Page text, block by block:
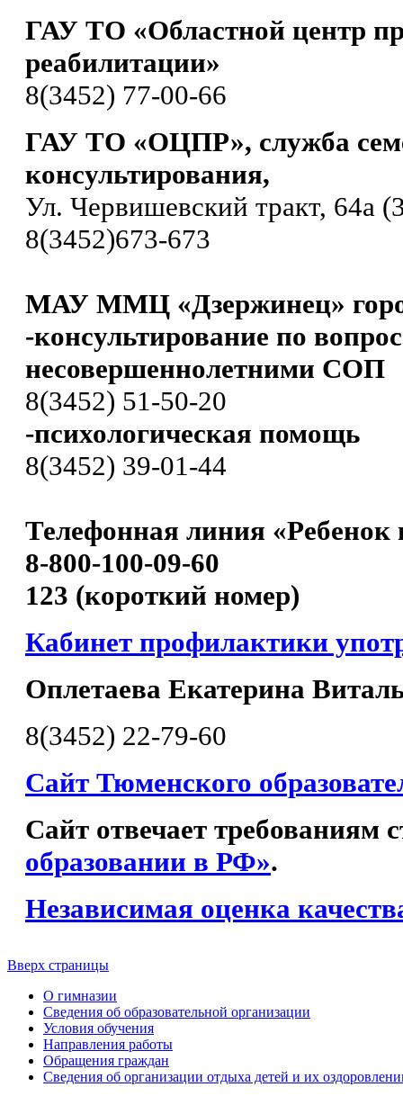
ГАУ ТО «Областной центр
реабилитации»
8(3452) 77-00-66
ГАУ ТО «ОЦПР», служба
консультирования,
Ул. Червишевский тракт, 64а
8(3452)673-673
МАУ ММЦ «Дзержинец»
-консультирование по
несовершеннолетними СОП
8(3452) 51-50-20
-психологическая помощь
8(3452) 39-01-44
Телефонная линия «Ребенок
8-800-100-09-60
123 (короткий номер)
Кабинет профилактики
Оплетаева Екатерина
8(3452) 22-79-60
Сайт Тюменского
Сайт отвечает требованиям
образовании в РФ».
Независимая оценка
Вверх страницы
О гимназии
Сведения об образовательной организации
Условия обучения
Направления работы
Обращения граждан
Сведения об организации отдыха детей и их